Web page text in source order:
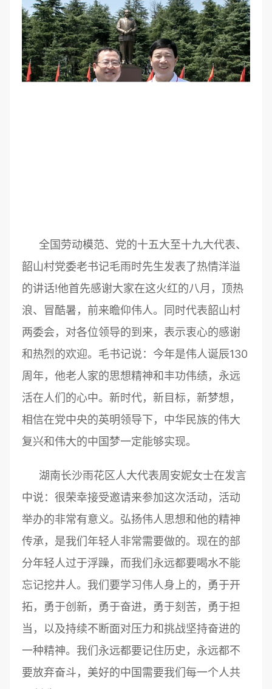
全国劳动模范、党的十五大至十九大代表、
韶山村党委老书记毛雨时先生发表了热情洋溢
的讲话!他首先感谢大家在这火红的八月，顶热
浪、冒酷暑，前来瞻仰伟人。同时代表韶山村
两委会，对各位领导的到来，表示衷心的感谢
和热烈的欢迎。毛书记说：今年是伟人诞辰130
周年，他老人家的思想精神和丰功伟绩，永远
活在人们的心中。新时代，新目标，新梦想，
相信在党中央的英明领导下，中华民族的伟大
复兴和伟大的中国梦一定能够实现。
湖南长沙雨花区人大代表周安妮女士在发言
中说：很荣幸接受邀请来参加这次活动，活动
举办的非常有意义。弘扬伟人思想和他的精神
传承，是我们年轻人非常需要做的。现在的部
分年轻人过于浮躁，而我们永远都要喝水不能
忘记挖井人。我们要学习伟人身上的，勇于开
拓，勇于创新，勇于奋进，勇于刻苦，勇于担
当，以及持续不断面对压力和挑战坚持奋进的
一种精神。我们永远都要记住历史，永远都不
要放弃奋斗，美好的中国需要我们每一个人共